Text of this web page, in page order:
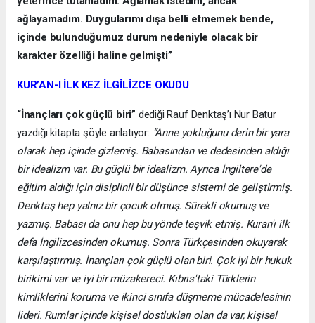
ağlayamadım. Duygularımı dışa belli etmemek bende,
içinde bulunduğumuz durum nedeniyle olacak bir
karakter özelliği haline gelmişti”
KUR’AN-I İLK KEZ İLGİLİZCE OKUDU
“İnançları çok güçlü biri” dediği Rauf Denktaş’ı Nur Batur
yazdığı kitapta şöyle anlatıyor: “Anne yokluğunu derin bir yara
olarak hep içinde gizlemiş. Babasından ve dedesinden aldığı
bir idealizm var. Bu güçlü bir idealizm. Ayrıca İngiltere'de
eğitim aldığı için disiplinli bir düşünce sistemi de geliştirmiş.
Denktaş hep yalnız bir çocuk olmuş. Sürekli okumuş ve
yazmış. Babası da onu hep bu yönde teşvik etmiş. Kuran'ı ilk
defa İngilizcesinden okumuş. Sonra Türkçesinden okuyarak
karşılaştırmış. İnançları çok güçlü olan biri. Çok iyi bir hukuk
birikimi var ve iyi bir müzakereci. Kıbrıs'taki Türklerin
kimliklerini koruma ve ikinci sınıfa düşmeme mücadelesinin
lideri. Rumlar içinde kişisel dostlukları olan da var, kişisel